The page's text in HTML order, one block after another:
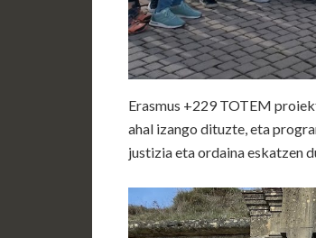
Erasmus +229 TOTEM
ahal izango dituzte, eta
justizia eta ordaina eskatzen